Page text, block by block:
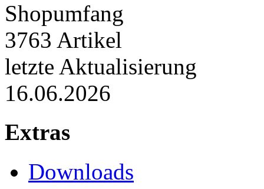
Shopumfang
3763 Artikel
letzte Aktualisierung
16.06.2026
Extras
Downloads